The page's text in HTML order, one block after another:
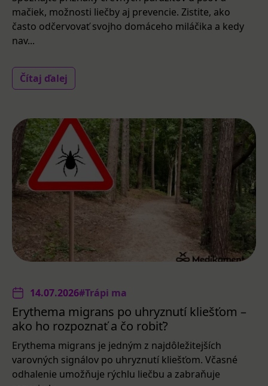
mačiek, možnosti liečby aj prevencie. Zistite, ako
často odčervovať svojho domáceho miláčika a kedy
nav...
Čítaj ďalej
14.07.2026#Trápi ma
Erythema migrans po uhryznutí kliešťom –
ako ho rozpoznať a čo robiť?
Erythema migrans je jedným z najdôležitejších
varovných signálov po uhryznutí kliešťom. Včasné
odhalenie umožňuje rýchlu liečbu a zabraňuje